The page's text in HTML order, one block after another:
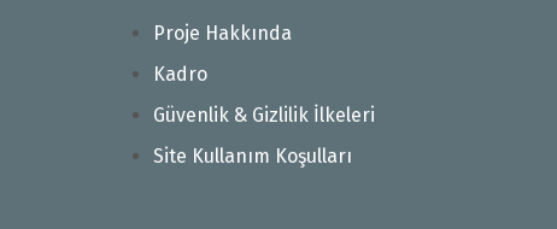
Proje Hakkında
Kadro
Güvenlik & Gizlilik İlkeleri
Site Kullanım Koşulları